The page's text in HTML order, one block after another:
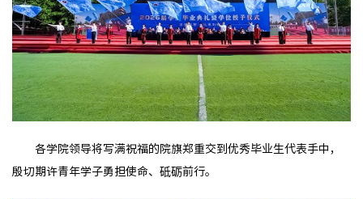
各学院领导将写满祝福的院旗郑重交到优秀毕业生代表手中，
殷切期许青年学子勇担使命、砥砺前行。